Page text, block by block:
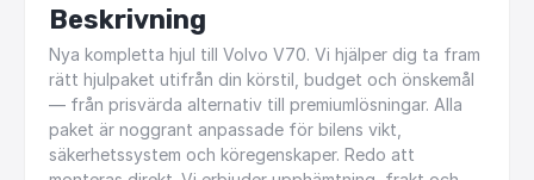
Beskrivning
Nya kompletta hjul till Volvo V70. Vi hjälper dig ta fram
rätt hjulpaket utifrån din körstil, budget och önskemål
— från prisvärda alternativ till premiumlösningar. Alla
paket är noggrant anpassade för bilens vikt,
säkerhetssystem och köregenskaper. Redo att